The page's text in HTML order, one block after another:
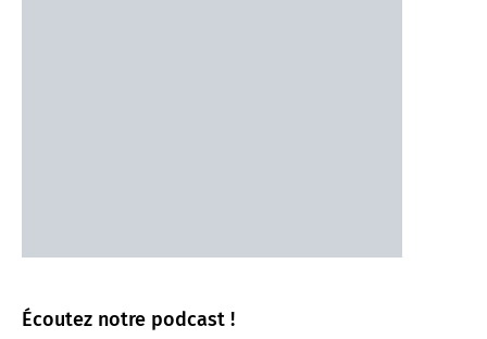
Écoutez notre podcast !